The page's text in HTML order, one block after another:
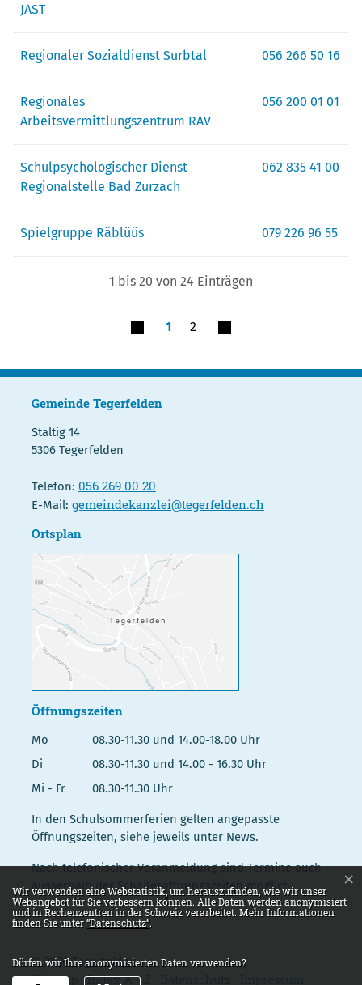
JAST
Regionaler Sozialdienst Surbtal 056 266 50 16
Regionales
Arbeitsvermittlungszentrum RAV
056 200 01 01
Schulpsychologischer Dienst
Regionalstelle Bad Zurzach
062 835 41 00
Spielgruppe Räblüüs 079 226 96 55
1 bis 20 von 24 Einträgen
1 2
Gemeinde Tegerfelden
Staltig 14
5306 Tegerfelden
Telefon: 056 269 00 20
E-Mail: gemeindekanzlei@tegerfelden.ch
Ortsplan
Öffnungszeiten
Mo
08.30-11.30 und 14.00-18.00 Uhr
Di
08.30-11.30 und 14.00 - 16.30 Uhr
Mi - Fr
08.30-11.30 Uhr
In den Schulsommerferien gelten angepasste
Öffnungszeiten, siehe jeweils unter News.
Nach telefonischer Voranmeldung sind Termine auch
ausserhalb der Schalteröffnungszeiten möglich.
© 2026 Tegerfelden
Toolbar
Sitemap Index A - Z
Webstatistik
Wir verwenden eine Webstatistik, um herauszufinden, wie wir unser
Webangebot für Sie verbessern können. Alle Daten werden anonymisiert
und in Rechenzentren in der Schweiz verarbeitet. Mehr Informationen
finden Sie unter“Datenschutz“.
Dürfen wir Ihre anonymisierten Daten verwenden?
×